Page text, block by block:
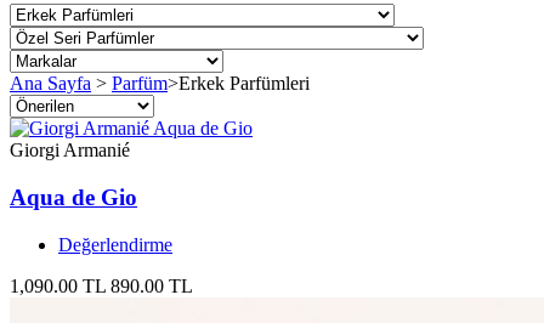
Ana Sayfa > Parfüm>Erkek Parfümleri
Giorgi Armanié
Aqua de Gio
Değerlendirme
1,090.00 TL 890.00 TL